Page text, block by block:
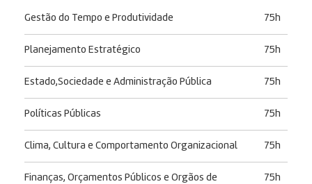
Gestão do Tempo e Produtividade 75h
Planejamento Estratégico 75h
Estado,Sociedade e Administração Pública 75h
Políticas Públicas 75h
Clima, Cultura e Comportamento Organizacional 75h
Finanças, Orçamentos Públicos e Orgãos de
75h